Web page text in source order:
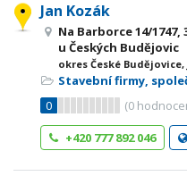
Jan Kozák
Na Barborce 14/1747,
u Českých Budějovic
okres České
Stavební firmy,
0
(0
+420 777 892 046